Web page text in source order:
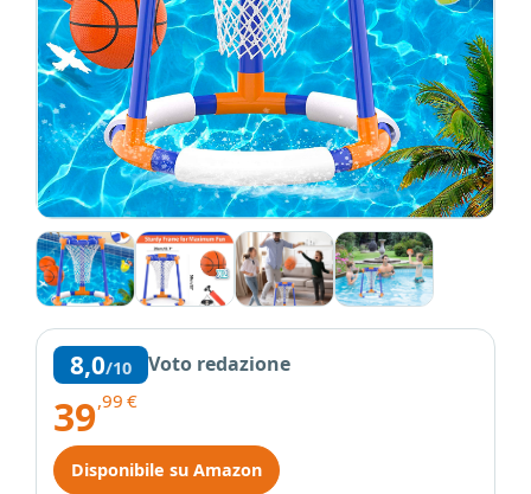
8,0/10 Voto redazione
39,99 €
Disponibile su Amazon